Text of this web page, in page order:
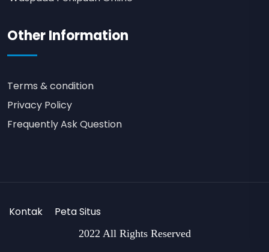
Other Information
Terms & condition
Privacy Policy
Frequently Ask Question
2022 All Rights Reserved
Kontak Peta Situs